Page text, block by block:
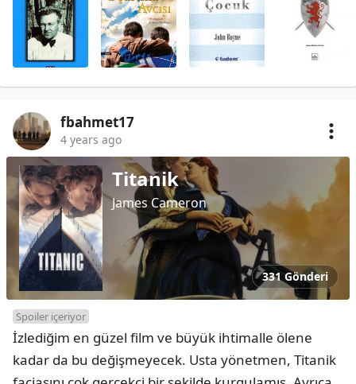
fbahmet17
4 years ago
Titanik
James Cameron
331 Gönderi
Spoiler içeriyor
İzlediğim en güzel film ve büyük ihtimalle ölene
kadar da bu değişmeyecek. Usta yönetmen, Titanik